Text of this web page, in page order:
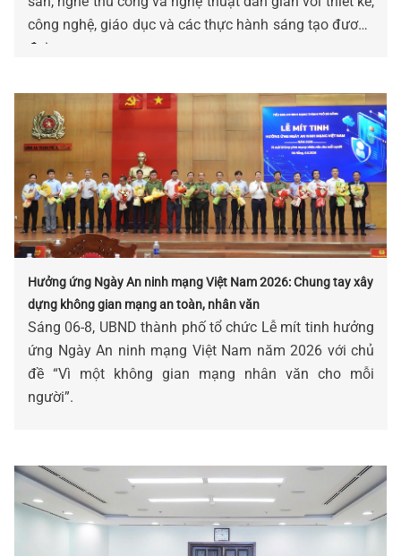
công nghệ, giáo dục và các thực hành sáng tạo đương
đại.
Hưởng ứng Ngày An ninh mạng Việt Nam 2026: Chung tay xây
dựng không gian mạng an toàn, nhân văn
Sáng 06-8, UBND thành phố tổ chức Lễ mít tinh hưởng
ứng Ngày An ninh mạng Việt Nam năm 2026 với chủ
đề “Vì một không gian mạng nhân văn cho mỗi
người”.